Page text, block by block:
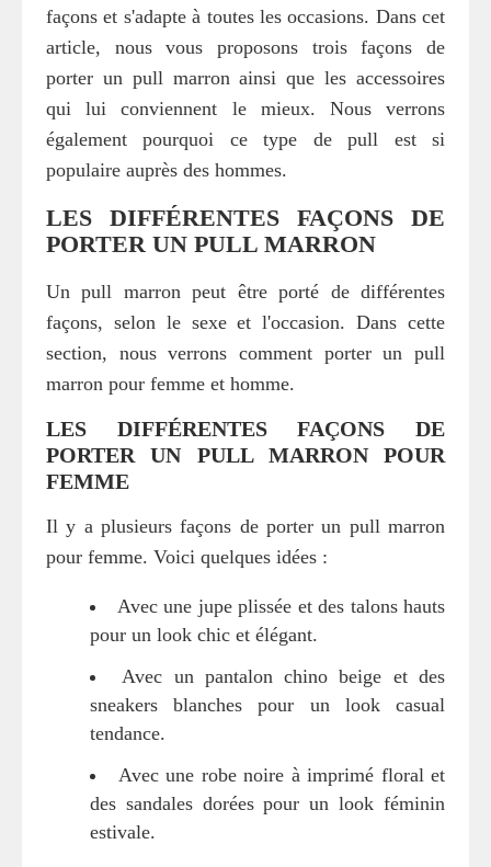
façons et s'adapte à toutes les occasions. Dans cet
article, nous vous proposons trois façons de
porter un pull marron ainsi que les accessoires
qui lui conviennent le mieux. Nous verrons
également pourquoi ce type de pull est si
populaire auprès des hommes.
LES DIFFÉRENTES FAÇONS DE
PORTER UN PULL MARRON
Un pull marron peut être porté de différentes
façons, selon le sexe et l'occasion. Dans cette
section, nous verrons comment porter un pull
marron pour femme et homme.
LES DIFFÉRENTES FAÇONS DE
PORTER UN PULL MARRON POUR
FEMME
Il y a plusieurs façons de porter un pull marron
pour femme. Voici quelques idées :
Avec une jupe plissée et des talons hauts
pour un look chic et élégant.
Avec un pantalon chino beige et des
sneakers blanches pour un look casual
tendance.
Avec une robe noire à imprimé floral et
des sandales dorées pour un look féminin
estivale.